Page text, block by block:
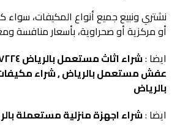
نشتري ونبيع جميع أنواع المكيفات، سواء
أو مركزية أو صحراوية، بأسعار منافسة
ايضا :
عفش مستعمل بالرياض , شراء
بالرياض
ايضا :شراء اجهزة منزلية مستعملة بالرياض